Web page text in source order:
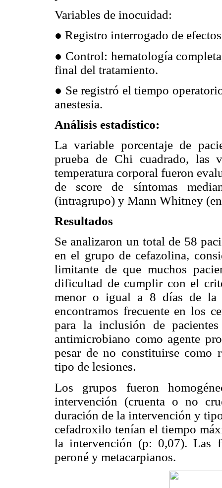
Variables de inocuidad:
● Registro interrogado de
● Control: hematología
final del tratamiento.
● Se registró el tiempo
anestesia.
Análisis estadístico:
La variable porcentaje de
prueba de Chi cuadrado, las
temperatura corporal fueron
de score de síntomas
(intragrupo) y Mann Whitney
Resultados
Se analizaron un total de 58
en el grupo de cefazolina,
limitante de que muchos
dificultad de cumplir con el
menor o igual a 8 días de la
encontramos frecuente en los
para la inclusión de
antimicrobiano como agente
pesar de no constituirse como
tipo de lesiones.
Los grupos fueron
intervención (cruenta o no
duración de la intervención y
cefadroxilo tenían el tiempo
la intervención (p: 0,07). Las
peroné y metacarpianos.